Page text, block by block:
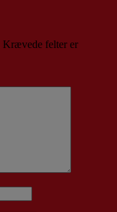
Krævede felter er